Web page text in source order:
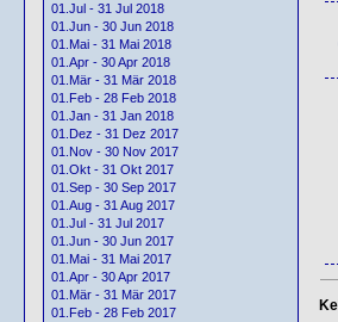
01.Jul - 31 Jul 2018
01.Jun - 30 Jun 2018
01.Mai - 31 Mai 2018
01.Apr - 30 Apr 2018
01.Mär - 31 Mär 2018
01.Feb - 28 Feb 2018
01.Jan - 31 Jan 2018
01.Dez - 31 Dez 2017
01.Nov - 30 Nov 2017
01.Okt - 31 Okt 2017
01.Sep - 30 Sep 2017
01.Aug - 31 Aug 2017
01.Jul - 31 Jul 2017
01.Jun - 30 Jun 2017
01.Mai - 31 Mai 2017
01.Apr - 30 Apr 2017
01.Mär - 31 Mär 2017
01.Feb - 28 Feb 2017